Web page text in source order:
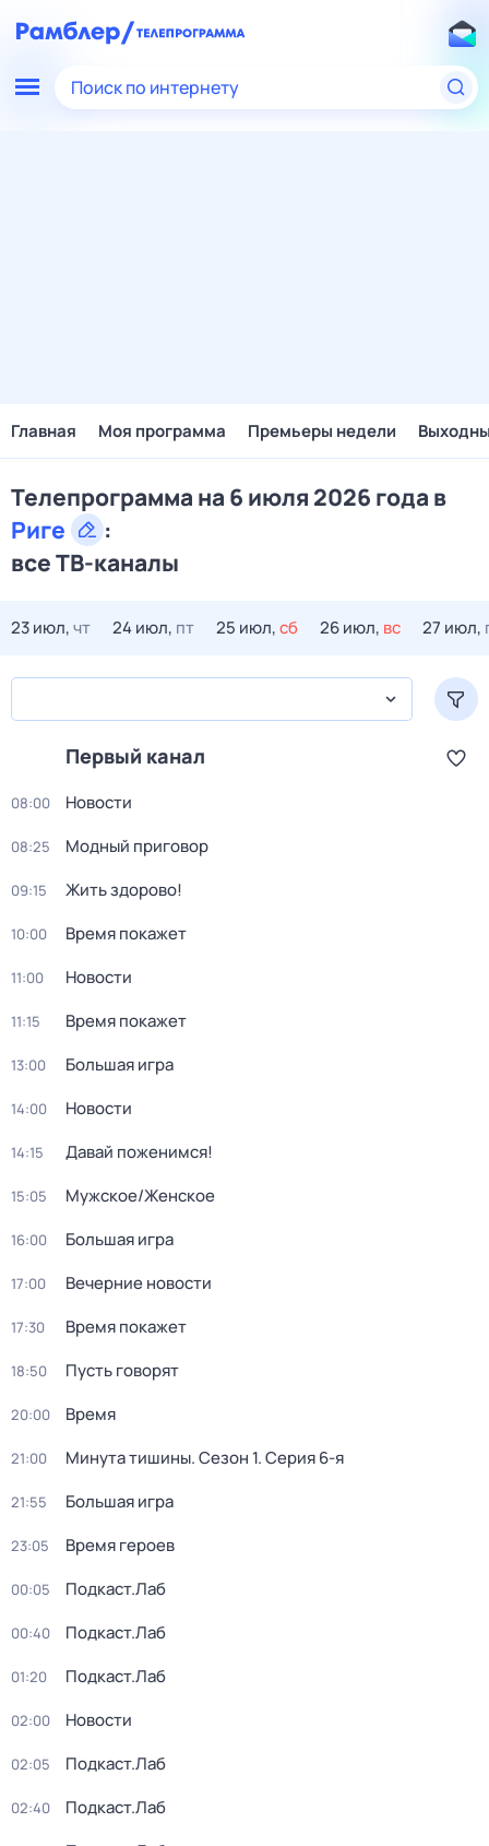
Поиск по интернету
Главная Моя программа Премьеры недели
Телепрограмма на 6 июля 2026 года в
Риге
:
все ТВ-каналы
23 июл,чт 24 июл, пт 25 июл,сб 26 июл, вс 27 июл,
Первый канал
08:00 Новости
08:25 Модный приговор
09:15 Жить здорово!
10:00 Время покажет
11:00 Новости
11:15 Время покажет
13:00 Большая игра
14:00 Новости
14:15 Давай поженимся!
15:05 Мужское/Женское
16:00 Большая игра
17:00 Вечерние новости
17:30 Время покажет
18:50 Пусть говорят
20:00 Время
21:00 Минута тишины. Сезон 1. Серия 6-я
21:55 Большая игра
23:05 Время героев
00:05 Подкаст.Лаб
00:40 Подкаст.Лаб
01:20 Подкаст.Лаб
02:00 Новости
02:05 Подкаст.Лаб
02:40 Подкаст.Лаб